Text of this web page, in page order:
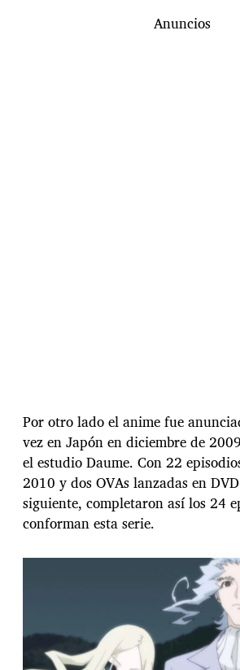
Anuncios
Por otro lado el anime fue
vez en Japón en diciembre de
el estudio Daume. Con 22
2010 y dos OVAs lanzadas en
siguiente, completaron así los 24
conforman esta serie.